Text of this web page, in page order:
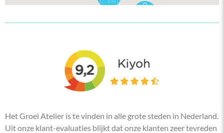
Het Groei Atelier is te vinden in alle grote steden in Nederland.
Uit onze klant-evaluaties blijkt dat onze klanten zeer tevreden